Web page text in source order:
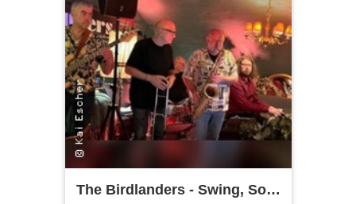
The Birdlanders - Swing, Soul